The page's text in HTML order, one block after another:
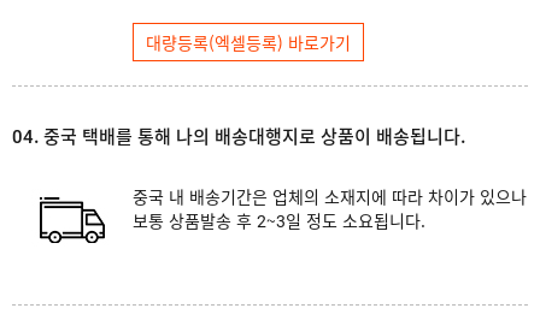
대량등록(엑셀등록) 바로가기
04. 중국 택배를 통해 나의 배송대행지로 상품이 배송됩니다.
중국 내 배송기간은 업체의 소재지에 따라 차이가 있으나
보통 상품발송 후 2~3일 정도 소요됩니다.